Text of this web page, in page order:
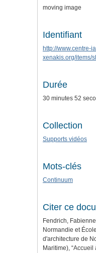
moving image
Identifiant
http://www.centre-
xenakis.org/items/
Durée
30 minutes 52
Collection
Supports vidéos
Mots-clés
Continuum
Citer ce
Fendrich,
Normandie et
d'architecture de
Maritime),